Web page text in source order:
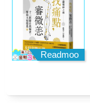
Readmoo